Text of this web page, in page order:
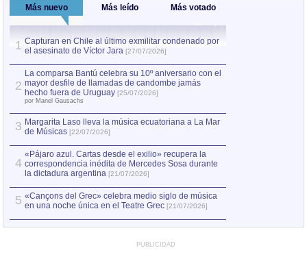
Más nuevo Más leído Más votado
1 Capturan en Chile al último exmilitar condenado por
el asesinato de Víctor Jara [27/07/2026]
2
La comparsa Bantú celebra su 10º aniversario con el
mayor desfile de llamadas de candombe jamás
hecho fuera de Uruguay [25/07/2026]
por Manel Gausachs
3 Margarita Laso lleva la música ecuatoriana a La Mar
de Músicas [22/07/2026]
4
«Pájaro azul. Cartas desde el exilio» recupera la
correspondencia inédita de Mercedes Sosa durante
la dictadura argentina [21/07/2026]
5 «Cançons del Grec» celebra medio siglo de música
en una noche única en el Teatre Grec [21/07/2026]
PUBLICIDAD